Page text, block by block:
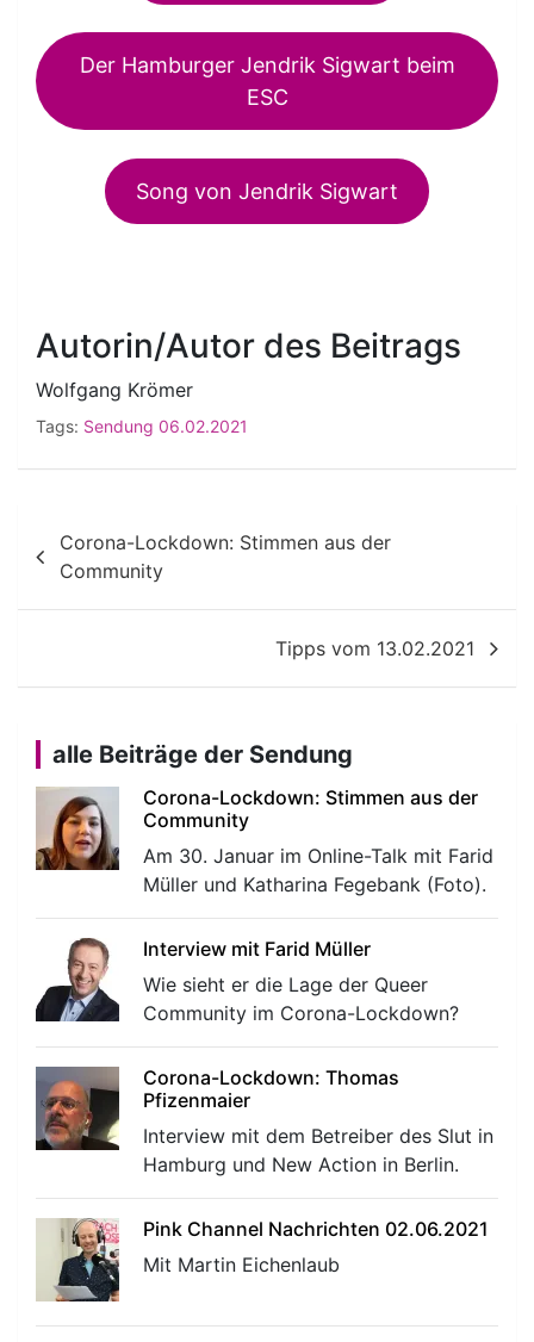
Der Hamburger Jendrik Sigwart beim
ESC
Song von Jendrik Sigwart
Autorin/Autor des Beitrags
Wolfgang Krömer
Tags: Sendung 06.02.2021
Beitragsnavigation
Corona-Lockdown: Stimmen aus der
Community
Tipps vom 13.02.2021
alle Beiträge der Sendung
Corona-Lockdown: Stimmen aus der
Community
Am 30. Januar im Online-Talk mit Farid
Müller und Katharina Fegebank (Foto).
Interview mit Farid Müller
Wie sieht er die Lage der Queer
Community im Corona-Lockdown?
Corona-Lockdown: Thomas
Pfizenmaier
Interview mit dem Betreiber des Slut in
Hamburg und New Action in Berlin.
Pink Channel Nachrichten 02.06.2021
Mit Martin Eichenlaub